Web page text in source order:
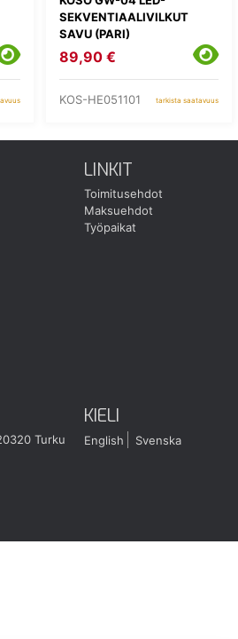
SEKVENTIAALIVILKUT
SAVU (PARI)
89,90 €
KOS-HE051101 tarkista saatavuus
LINKIT
Toimitusehdot
Maksuehdot
Työpaikat
Turku
KIELI
English Svenska